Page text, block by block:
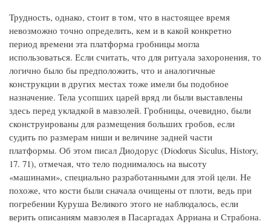
Трудность, однако, стоит в том, что в настоящее время
невозможно точно определить, кем и в какой конкретно
период времени эта платформа гробницы могла
использоваться. Если считать, что для ритуала захоронения, то
логично было бы предположить, что и аналогичные
конструкции в других местах тоже имели бы подобное
назначение. Тела усопших царей вряд ли были выставлены
здесь перед укладкой в мавзолей. Гробницы, очевидно, были
сконструированы для размещения больших гробов, если
судить по размерам ниши и величине задней части
платформы. Об этом писал Диодорус (Diodorus Siculus, History,
17. 71), отмечая, что тело поднималось на высоту
«машинами», специально разработанными для этой цели. Не
похоже, что кости были сначала очищены от плоти, ведь при
погребении Куруша Великого этого не наблюдалось, если
верить описаниям мавзолея в Пасаргадах Арриана и Страбона.